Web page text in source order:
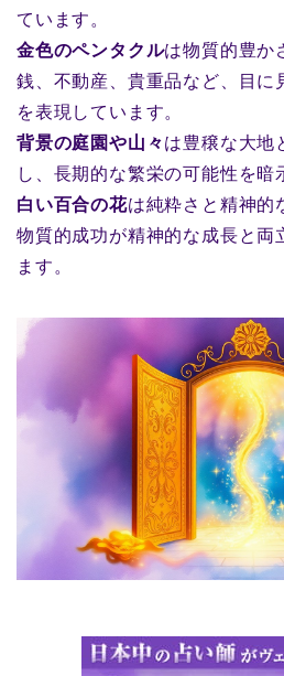
ています。
金色のペンタクルは物質的豊か
銭、不動産、貴重品など、目に
を表現しています。
背景の庭園や山々は豊穣な大地
し、長期的な繁栄の可能性を暗
白い百合の花は純粋さと精神的
物質的成功が精神的な成長と両
ます。